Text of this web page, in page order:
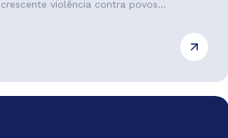
crescente violência contra povos...